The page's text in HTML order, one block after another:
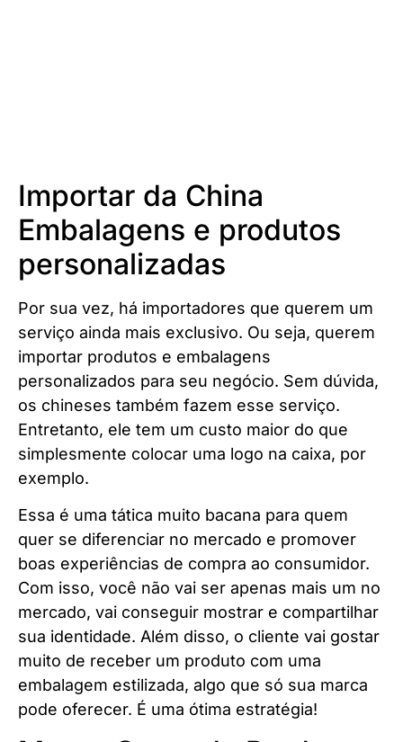
Importar da China
Embalagens e produtos
personalizadas
Por sua vez, há importadores que querem um
serviço ainda mais exclusivo. Ou seja, querem
importar produtos e embalagens
personalizados para seu negócio. Sem dúvida,
os chineses também fazem esse serviço.
Entretanto, ele tem um custo maior do que
simplesmente colocar uma logo na caixa, por
exemplo.
Essa é uma tática muito bacana para quem
quer se diferenciar no mercado e promover
boas experiências de compra ao consumidor.
Com isso, você não vai ser apenas mais um no
mercado, vai conseguir mostrar e compartilhar
sua identidade. Além disso, o cliente vai gostar
muito de receber um produto com uma
embalagem estilizada, algo que só sua marca
pode oferecer. É uma ótima estratégia!